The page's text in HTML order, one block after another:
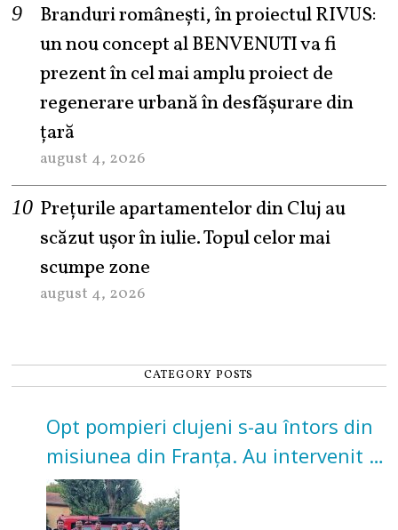
Branduri românești, în proiectul RIVUS:
un nou concept al BENVENUTI va fi
prezent în cel mai amplu proiect de
regenerare urbană în desfășurare din
țară
august 4, 2026
Prețurile apartamentelor din Cluj au
scăzut ușor în iulie. Topul celor mai
scumpe zone
august 4, 2026
CATEGORY POSTS
Opt pompieri clujeni s-au întors din
misiunea din Franța. Au intervenit la
incendii de vegetație și pădure